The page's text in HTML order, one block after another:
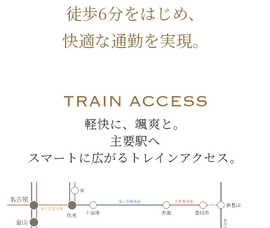
徒歩6分をはじめ、
快適な通勤を実現。
軽快に、颯爽と。
主要駅へ
スマートに広がるトレインアクセス。